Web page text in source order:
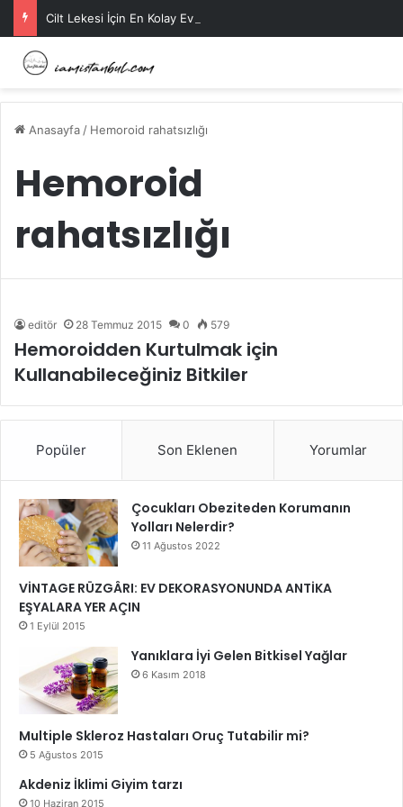
Cilt Lekesi İçin En Kolay Ev Maskeleri Nelerdir?
Anasayfa / Hemoroid rahatsızlığı
Hemoroid
rahatsızlığı
editör 28 Temmuz 2015 0 579
Hemoroidden Kurtulmak için
Kullanabileceğiniz Bitkiler
Popüler Son Eklenen Yorumlar
Çocukları Obeziteden Korumanın
Yolları Nelerdir?
11 Ağustos 2022
VİNTAGE RÜZGÂRI: EV DEKORASYONUNDA ANTİKA
EŞYALARA YER AÇIN
1 Eylül 2015
Yanıklara İyi Gelen Bitkisel Yağlar
6 Kasım 2018
Multiple Skleroz Hastaları Oruç Tutabilir mi?
5 Ağustos 2015
Akdeniz İklimi Giyim tarzı
10 Haziran 2015